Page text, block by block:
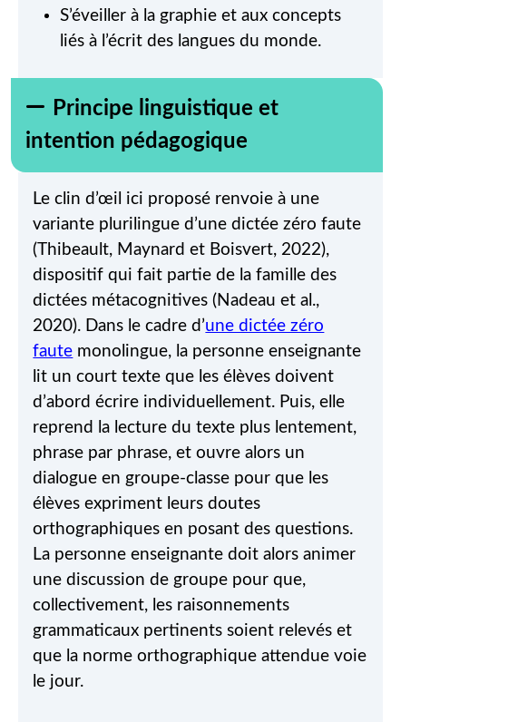
S’éveiller à la graphie et aux concepts
liés à l’écrit des langues du monde.
Principe linguistique et
intention pédagogique
Le clin d’œil ici proposé renvoie à une
variante plurilingue d’une dictée zéro faute
(Thibeault, Maynard et Boisvert, 2022),
dispositif qui fait partie de la famille des
dictées métacognitives (Nadeau et al.,
2020). Dans le cadre d’une dictée zéro
faute monolingue, la personne enseignante
lit un court texte que les élèves doivent
d’abord écrire individuellement. Puis, elle
reprend la lecture du texte plus lentement,
phrase par phrase, et ouvre alors un
dialogue en groupe-classe pour que les
élèves expriment leurs doutes
orthographiques en posant des questions.
La personne enseignante doit alors animer
une discussion de groupe pour que,
collectivement, les raisonnements
grammaticaux pertinents soient relevés et
que la norme orthographique attendue voie
le jour.